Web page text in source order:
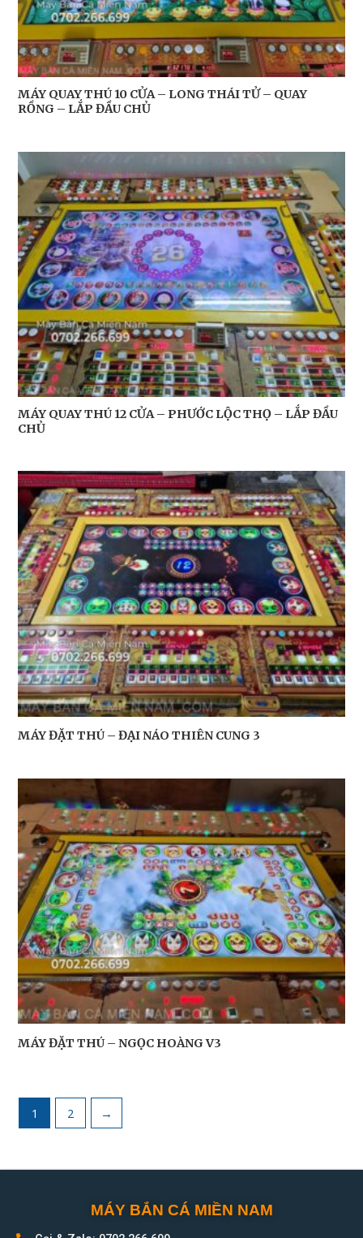
MÁY QUAY THÚ 10 CỬA – LONG THÁI TỬ – QUAY
RỒNG – LẮP ĐẦU CHỦ
MÁY QUAY THÚ 12 CỬA – PHƯỚC LỘC THỌ – LẮP ĐẦU
CHỦ
MÁY ĐẶT THÚ – ĐẠI NÁO THIÊN CUNG 3
MÁY ĐẶT THÚ – NGỌC HOÀNG V3
1 2 →
MÁY BẮN CÁ MIỀN NAM